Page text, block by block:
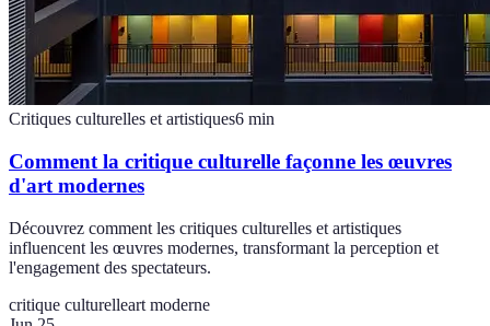
Critiques culturelles et artistiques6 min
Comment la critique culturelle façonne les œuvres
d'art modernes
Découvrez comment les critiques culturelles et artistiques
influencent les œuvres modernes, transformant la perception et
l'engagement des spectateurs.
critique culturelleart moderne